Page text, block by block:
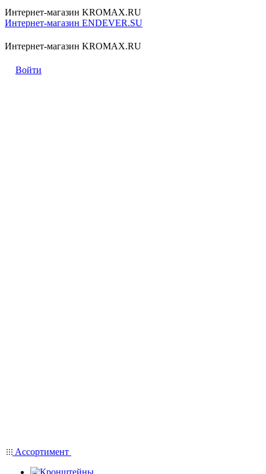
Интернет-магазин KROMAX.RU
Интернет-магазин ENDEVER.SU
Интернет-магазин KROMAX.RU
Войти
Ассортимент